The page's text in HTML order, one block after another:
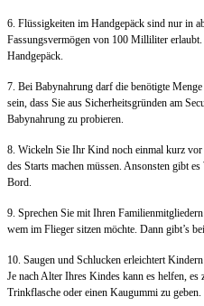
6. Flüssigkeiten im Handgepäck sind nur in
Fassungsvermögen von 100 Milliliter
Handgepäck.
7. Bei Babynahrung darf die benötigte
sein, dass Sie aus Sicherheitsgründen am
Babynahrung zu probieren.
8. Wickeln Sie Ihr Kind noch einmal kurz
des Starts machen müssen. Ansonsten gibt
Bord.
9. Sprechen Sie mit Ihren
wem im Flieger sitzen möchte. Dann gibt’s
10. Saugen und Schlucken erleichtert
Je nach Alter Ihres Kindes kann es helfen,
Trinkflasche oder einen Kaugummi zu geben.